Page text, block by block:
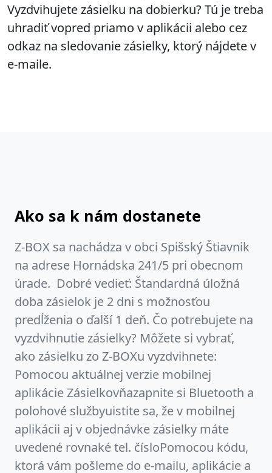
Vyzdvihujete zásielku na dobierku? Tú je treba
uhradiť vopred priamo v aplikácii alebo cez
odkaz na sledovanie zásielky, ktorý nájdete v
e-maile.
Ako sa k nám dostanete
Z-BOX sa nachádza v obci Spišský Štiavnik
na adrese Hornádska 241/5 pri obecnom
úrade. Dobré vedieť: Štandardná úložná
doba zásielok je 2 dni s možnosťou
predĺženia o ďalší 1 deň. Čo potrebujete na
vyzdvihnutie zásielky? Môžete si vybrať,
ako zásielku zo Z-BOXu vyzdvihnete:
Pomocou aktuálnej verzie mobilnej
aplikácie Zásielkovňazapnite si Bluetooth a
polohové službyuistite sa, že v mobilnej
aplikácii aj v objednávke zásielky máte
uvedené rovnaké tel. čísloPomocou kódu,
ktorá vám pošleme do e-mailu, aplikácie a